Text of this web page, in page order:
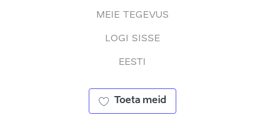
MEIE TEGEVUS
LOGI SISSE
EESTI
Toeta meid